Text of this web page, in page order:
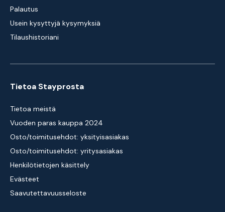
Palautus
Usein kysyttyjä kysymyksiä
Tilaushistoriani
Tietoa Stayprosta
Tietoa meistä
Vuoden paras kauppa 2024
Osto/toimitusehdot: yksityisasiakas
Osto/toimitusehdot: yritysasiakas
Henkilötietojen käsittely
Evästeet
Saavutettavuusseloste